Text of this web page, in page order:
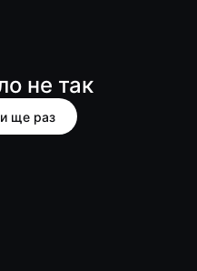
не так
ще раз